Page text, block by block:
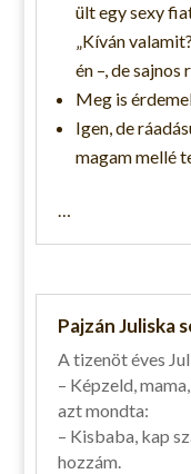
ült egy sexy
„Kíván
én –, de
Meg is
Igen, de
magam mellé
…
Pajzán Juliska
A tizenöt éves
– Képzeld,
azt mondta:
– Kisbaba, kap
hozzám.